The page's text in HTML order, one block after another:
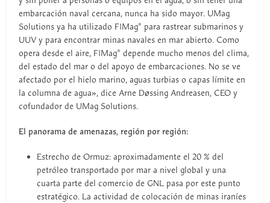
embarcación naval cercana, nunca ha sido mayor. UMag
Solutions ya ha utilizado F1Mag® para rastrear submarinos y
UUV y para encontrar minas navales en mar abierto. Como
opera desde el aire, F1Mag® depende mucho menos del clima,
del estado del mar o del apoyo de embarcaciones. No se ve
afectado por el hielo marino, aguas turbias o capas límite en
la columna de agua», dice Arne Døssing Andreasen, CEO y
cofundador de UMag Solutions.
El panorama de amenazas, región por región:
Estrecho de Ormuz: aproximadamente el 20 % del
petróleo transportado por mar a nivel global y una
cuarta parte del comercio de GNL pasa por este punto
estratégico. La actividad de colocación de minas iraníes